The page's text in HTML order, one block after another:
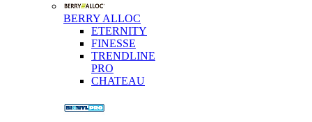
BERRY ALLOC
ETERNITY
FINESSE
TRENDLINE
PRO
CHATEAU